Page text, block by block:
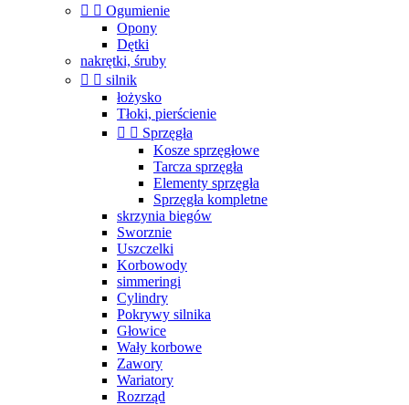
  Ogumienie
Opony
Dętki
nakrętki, śruby
  silnik
łożysko
Tłoki, pierścienie
  Sprzęgła
Kosze sprzęgłowe
Tarcza sprzęgła
Elementy sprzęgła
Sprzęgła kompletne
skrzynia biegów
Sworznie
Uszczelki
Korbowody
simmeringi
Cylindry
Pokrywy silnika
Głowice
Wały korbowe
Zawory
Wariatory
Rozrząd